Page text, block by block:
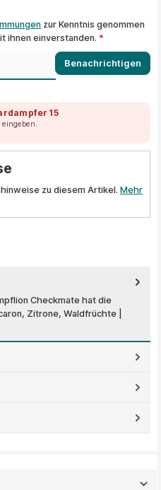
zur Kenntnis genommen
ihnen einverstanden.*
Benachrichtigen
eingeben.
zu diesem Artikel. Mehr
Checkmate hat die
Zitrone, Waldfrüchte |